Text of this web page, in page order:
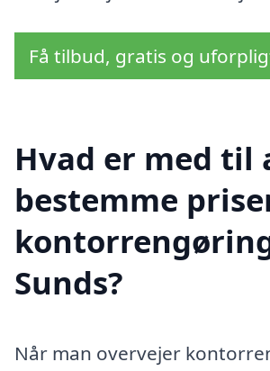
Få tilbud, gratis og
Hvad er med til
bestemme
Sunds?
Når man overvejer